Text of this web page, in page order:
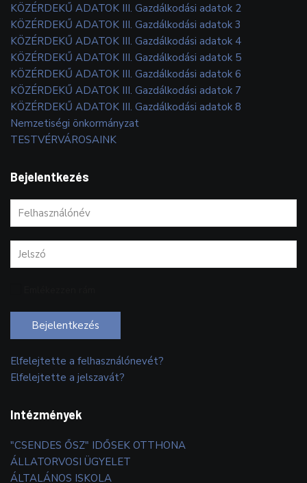
KÖZÉRDEKŰ ADATOK III. Gazdálkodási adatok 2
KÖZÉRDEKŰ ADATOK III. Gazdálkodási adatok 3
KÖZÉRDEKŰ ADATOK III. Gazdálkodási adatok 4
KÖZÉRDEKŰ ADATOK III. Gazdálkodási adatok 5
KÖZÉRDEKŰ ADATOK III. Gazdálkodási adatok 6
KÖZÉRDEKŰ ADATOK III. Gazdálkodási adatok 7
KÖZÉRDEKŰ ADATOK III. Gazdálkodási adatok 8
Nemzetiségi önkormányzat
TESTVÉRVÁROSAINK
Bejelentkezés
Bejelentkezés
Elfelejtette a felhasználónevét?
Elfelejtette a jelszavát?
Intézmények
"CSENDES ŐSZ" IDŐSEK OTTHONA
ÁLLATORVOSI ÜGYELET
ÁLTALÁNOS ISKOLA